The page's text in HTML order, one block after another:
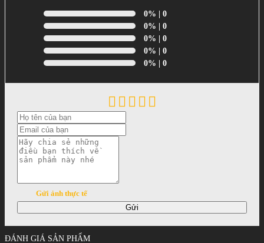
0% | 0
0% | 0
0% | 0
0% | 0
0% | 0
Gửi ảnh thực tế
Gửi
ĐÁNH GIÁ SẢN PHẨM